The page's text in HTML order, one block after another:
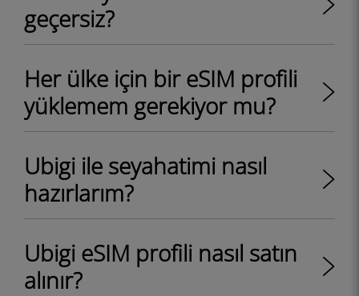
geçersiz?
Her ülke için bir eSIM profili
yüklemem gerekiyor mu?
Ubigi ile seyahatimi nasıl
hazırlarım?
Ubigi eSIM profili nasıl satın
alınır?